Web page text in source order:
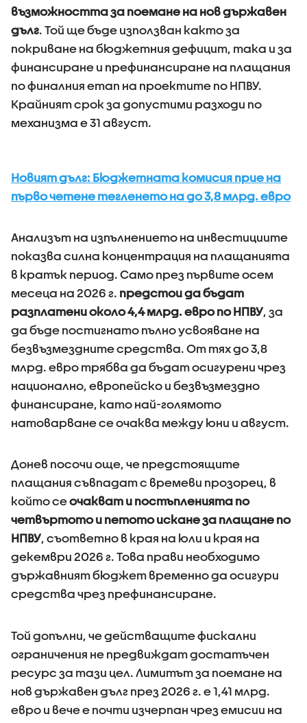
възможността за поемане на нов държавен
дълг. Той ще бъде използван както за
покриване на бюджетния дефицит, така и за
финансиране и префинансиране на плащания
по финалния етап на проектите по НПВУ.
Крайният срок за допустими разходи по
механизма е 31 август.
Новият дълг: Бюджетната комисия прие на
първо четене тегленето на до 3,8 млрд. евро
Анализът на изпълнението на инвестициите
показва силна концентрация на плащанията
в кратък период. Само през първите осем
месеца на 2026 г. предстои да бъдат
разплатени около 4,4 млрд. евро по НПВУ, за
да бъде постигнато пълно усвояване на
безвъзмездните средства. От тях до 3,8
млрд. евро трябва да бъдат осигурени чрез
национално, европейско и безвъзмездно
финансиране, като най-голямото
натоварване се очаква между юни и август.
Донев посочи още, че предстоящите
плащания съвпадат с времеви прозорец, в
който сеочакват и постъпленията по
четвъртото и петото искане за плащане по
НПВУ, съответно в края на юли и края на
декември 2026 г. Това прави необходимо
държавният бюджет временно да осигури
средства чрез префинансиране.
Той допълни, че действащите фискални
ограничения не предвиждат достатъчен
ресурс за тази цел. Лимитът за поемане на
нов държавен дълг през 2026 г. е 1,41 млрд.
евро и вече е почти изчерпан чрез емисии на